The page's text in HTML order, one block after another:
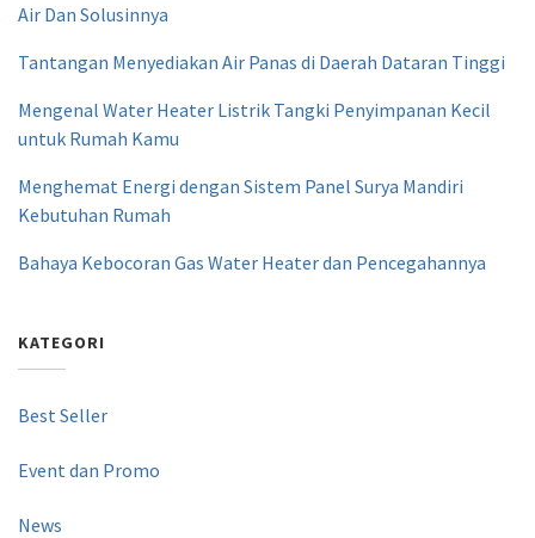
Air Dan Solusinnya
Tantangan Menyediakan Air Panas di Daerah Dataran Tinggi
Mengenal Water Heater Listrik Tangki Penyimpanan Kecil
untuk Rumah Kamu
Menghemat Energi dengan Sistem Panel Surya Mandiri
Kebutuhan Rumah
Bahaya Kebocoran Gas Water Heater dan Pencegahannya
KATEGORI
Best Seller
Event dan Promo
News